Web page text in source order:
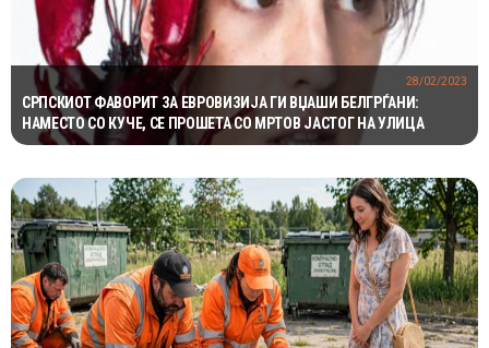
СРПСКИОТ ФАВОРИТ ЗА ЕВРОВИЗИЈА ГИ ВЏАШИ БЕЛГРЃАНИ:
НАМЕСТО СО КУЧЕ, СЕ ПРОШЕТА СО МРТОВ ЈАСТОГ НА УЛИЦА
28/02/2023